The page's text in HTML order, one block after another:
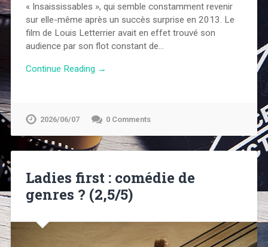
« Insaississables », qui semble constamment revenir
sur elle-même après un succès surprise en 2013. Le
film de Louis Letterrier avait en effet trouvé son
audience par son flot constant de…
Continue Reading →
2026/06/07 0 Comments
Ladies first : comédie de
genres ? (2,5/5)